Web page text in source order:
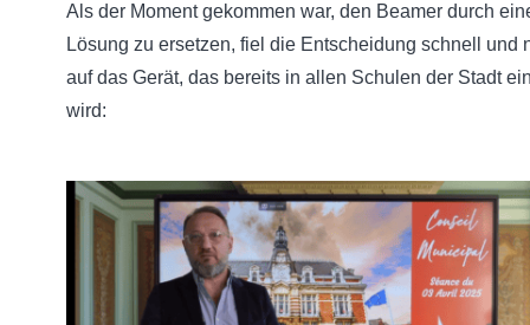
Als der Moment gekommen war, den Beamer durch
Lösung zu ersetzen, fiel die Entscheidung schnell und
auf das Gerät, das bereits in allen Schulen der Stadt
wird: